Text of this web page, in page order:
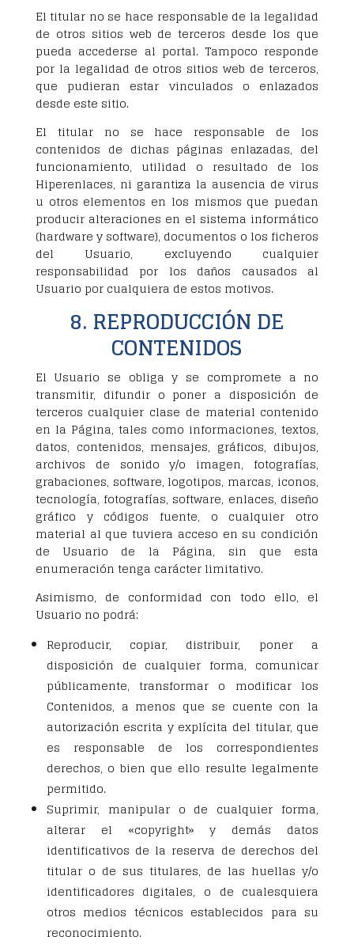
El titular no se hace responsable de la legalidad
de otros sitios web de terceros desde los que
pueda accederse al portal. Tampoco responde
por la legalidad de otros sitios web de terceros,
que pudieran estar vinculados o enlazados
desde este sitio.
El titular no se hace responsable de los
contenidos de dichas páginas enlazadas, del
funcionamiento, utilidad o resultado de los
Hiperenlaces, ni garantiza la ausencia de virus
u otros elementos en los mismos que puedan
producir alteraciones en el sistema informático
(hardware y software), documentos o los ficheros
del Usuario, excluyendo cualquier
responsabilidad por los daños causados al
Usuario por cualquiera de estos motivos.
8. REPRODUCCIÓN DE
CONTENIDOS
El Usuario se obliga y se compromete a no
transmitir, difundir o poner a disposición de
terceros cualquier clase de material contenido
en la Página, tales como informaciones, textos,
datos, contenidos, mensajes, gráficos, dibujos,
archivos de sonido y/o imagen, fotografías,
grabaciones, software, logotipos, marcas, iconos,
tecnología, fotografías, software, enlaces, diseño
gráfico y códigos fuente, o cualquier otro
material al que tuviera acceso en su condición
de Usuario de la Página, sin que esta
enumeración tenga carácter limitativo.
Asimismo, de conformidad con todo ello, el
Usuario no podrá:
Reproducir, copiar, distribuir, poner a
disposición de cualquier forma, comunicar
públicamente, transformar o modificar los
Contenidos, a menos que se cuente con la
autorización escrita y explícita del titular, que
es responsable de los correspondientes
derechos, o bien que ello resulte legalmente
permitido.
Suprimir, manipular o de cualquier forma,
alterar el «copyright» y demás datos
identificativos de la reserva de derechos del
titular o de sus titulares, de las huellas y/o
identificadores digitales, o de cualesquiera
otros medios técnicos establecidos para su
reconocimiento.